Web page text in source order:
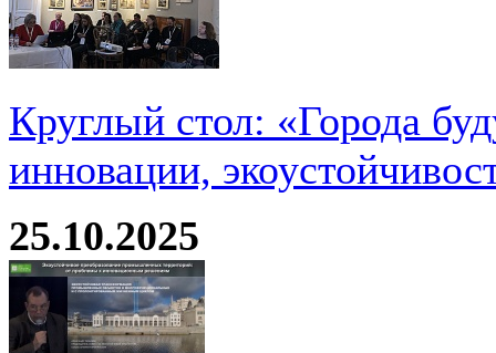
Круглый стол: «Города
инновации,
25.10.2025